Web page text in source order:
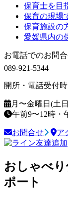
保育士を目
保育の現場
保育施設の
愛媛県内の
お電話でのお問
089-921-5344
開所・電話受付
月〜金曜日(土
午前9〜12時・
お問合せ ア
おしゃべ
ポート